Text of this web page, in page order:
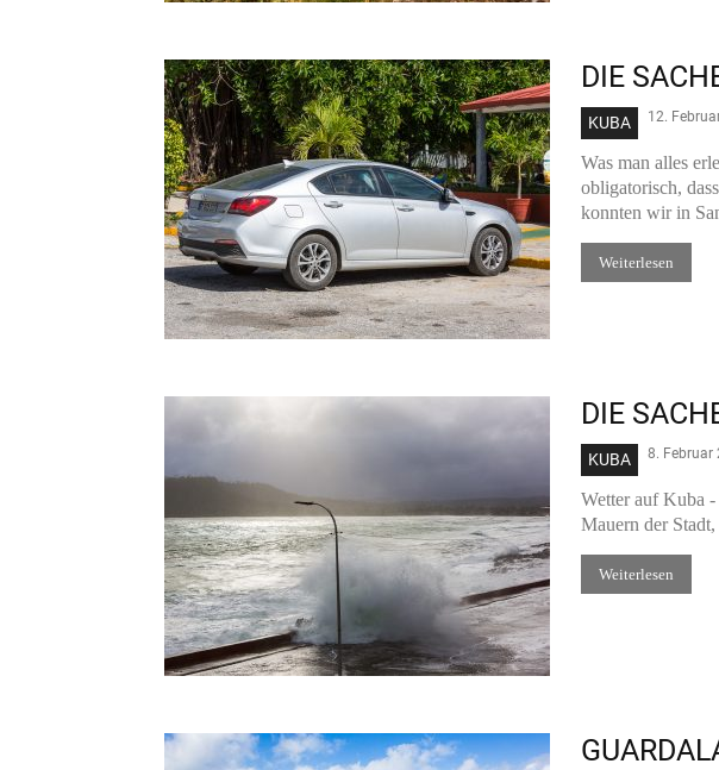
DIE
KUBA 12.
Was man alles
obligatorisch,
konnten wir in
Weiterlesen
DIE
KUBA 8. Februar
Wetter auf Kuba
Mauern der
Weiterlesen